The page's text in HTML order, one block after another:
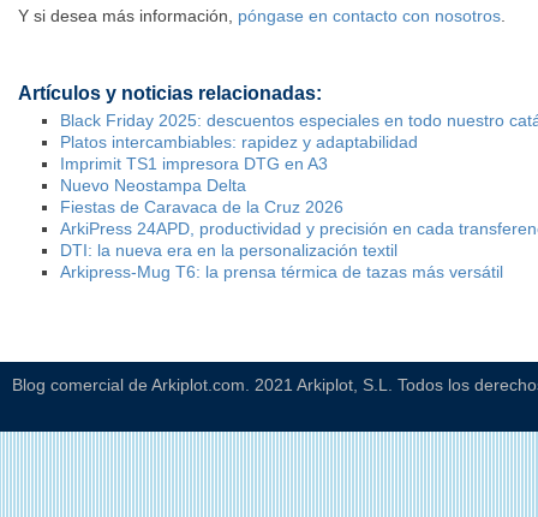
Y si desea más información, póngase en contacto con nosotros
Artículos y noticias relacionadas:
Black Friday 2025: descuentos especiales en todo nuestro
Platos intercambiables: rapidez y adaptabilidad
Imprimit TS1 impresora DTG en A3
Nuevo Neostampa Delta
Fiestas de Caravaca de la Cruz 2026
ArkiPress 24APD, productividad y precisión en cada
DTI: la nueva era en la personalización textil
Arkipress-Mug T6: la prensa térmica de tazas más versátil
Blog comercial de Arkiplot.com. 2021 Arkiplot, S.L. Todos los